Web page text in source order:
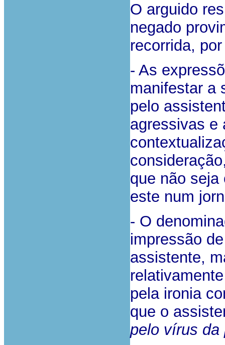
O arguido
negado
recorrida,
- As
manifestar a
pelo
agressivas e
que não seja
este num
- O
impressão
assistente,
pela ironia
que o
pelo vírus da